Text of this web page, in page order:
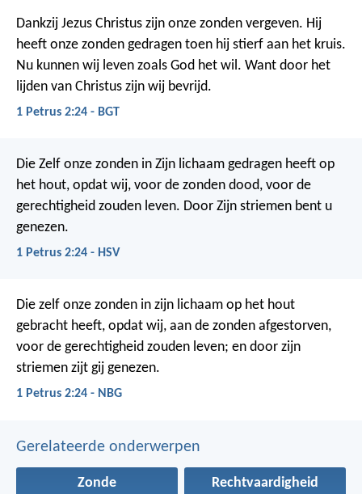
Dankzij Jezus Christus zijn onze zonden vergeven. Hij
heeft onze zonden gedragen toen hij stierf aan het kruis.
Nu kunnen wij leven zoals God het wil. Want door het
lijden van Christus zijn wij bevrijd.
1 Petrus 2:24 - BGT
Die Zelf onze zonden in Zijn lichaam gedragen heeft op
het hout, opdat wij, voor de zonden dood, voor de
gerechtigheid zouden leven. Door Zijn striemen bent u
genezen.
1 Petrus 2:24 - HSV
Die zelf onze zonden in zijn lichaam op het hout
gebracht heeft, opdat wij, aan de zonden afgestorven,
voor de gerechtigheid zouden leven; en door zijn
striemen zijt gij genezen.
1 Petrus 2:24 - NBG
Gerelateerde onderwerpen
Zonde Rechtvaardigheid